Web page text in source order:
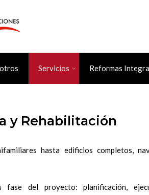
Servicios Reformas
y Rehabilitación
hasta edificios completos,
fase del proyecto: planificación,